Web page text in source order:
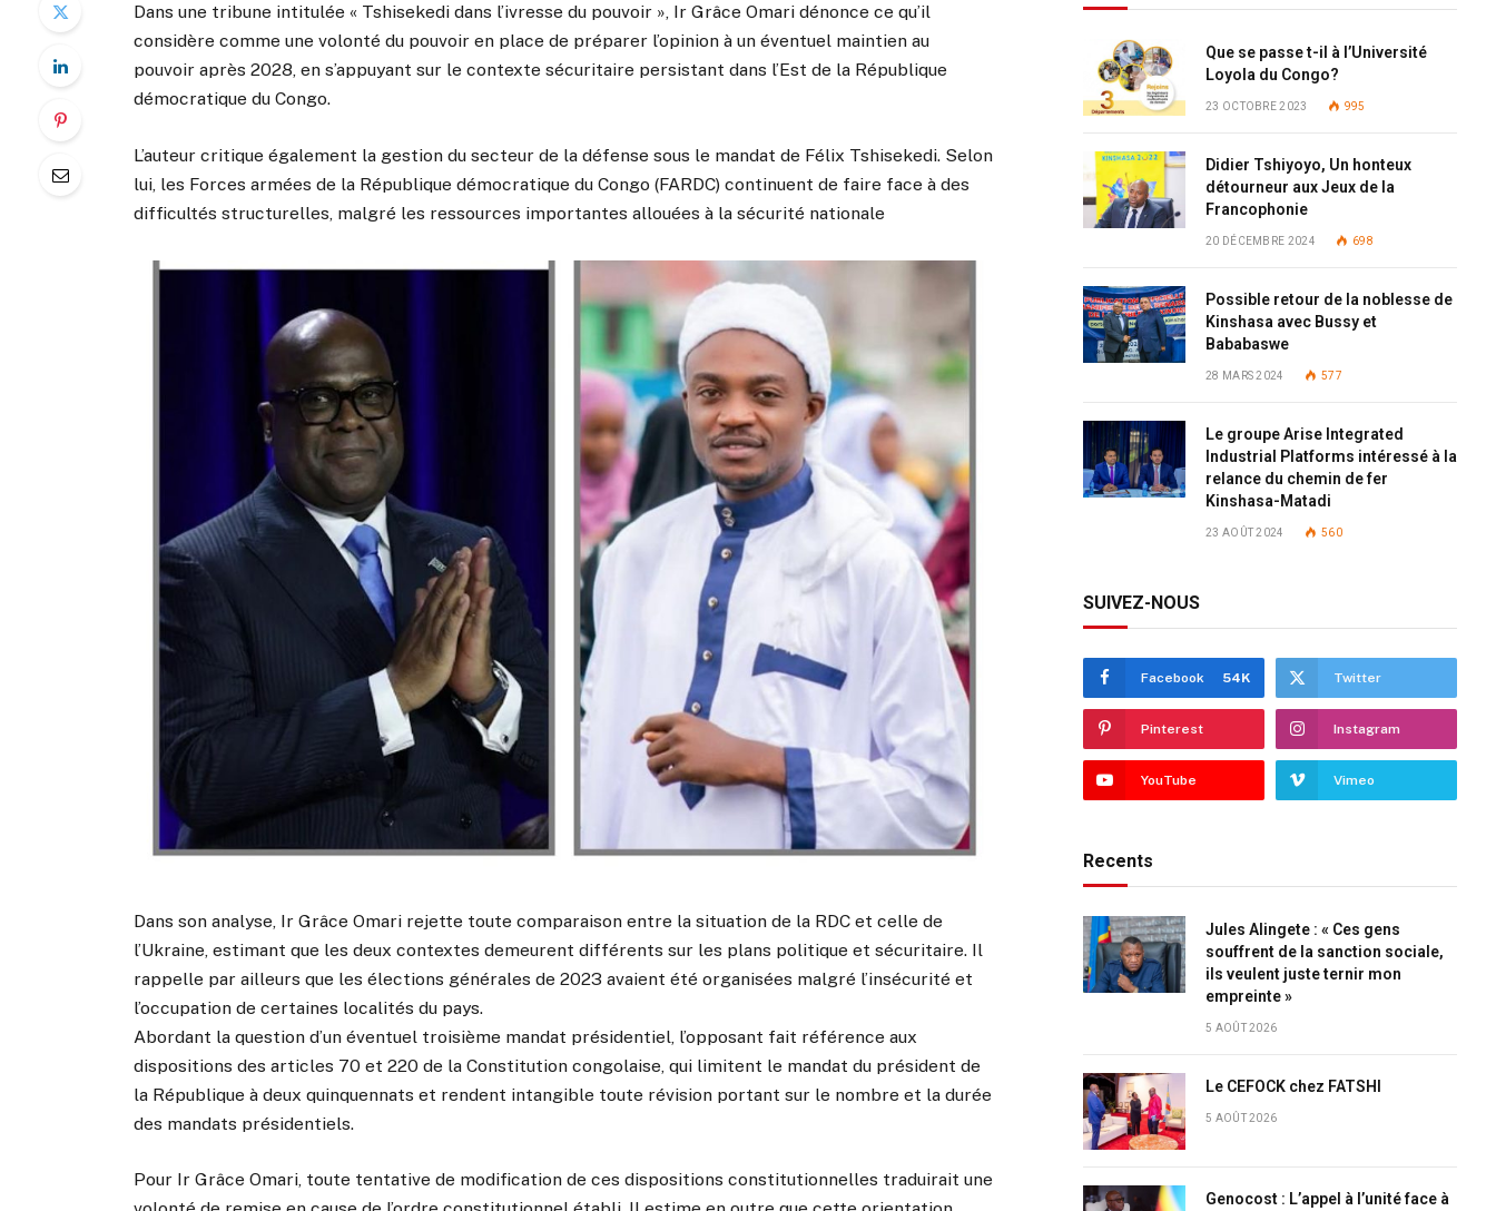
Dans une tribune intitulée « Tshisekedi dans l’ivresse du pouvoir », Ir Grâce Omari dénonce ce qu’il
considère comme une volonté du pouvoir en place de préparer l’opinion à un éventuel maintien au
pouvoir après 2028, en s’appuyant sur le contexte sécuritaire persistant dans l’Est de la République
démocratique du Congo.
L’auteur critique également la gestion du secteur de la défense sous le mandat de Félix Tshisekedi. Selon
lui, les Forces armées de la République démocratique du Congo (FARDC) continuent de faire face à des
difficultés structurelles, malgré les ressources importantes allouées à la sécurité nationale
Dans son analyse, Ir Grâce Omari rejette toute comparaison entre la situation de la RDC et celle de
l’Ukraine, estimant que les deux contextes demeurent différents sur les plans politique et sécuritaire. Il
rappelle par ailleurs que les élections générales de 2023 avaient été organisées malgré l’insécurité et
l’occupation de certaines localités du pays.
Abordant la question d’un éventuel troisième mandat présidentiel, l’opposant fait référence aux
dispositions des articles 70 et 220 de la Constitution congolaise, qui limitent le mandat du président de
la République à deux quinquennats et rendent intangible toute révision portant sur le nombre et la durée
des mandats présidentiels.
Pour Ir Grâce Omari, toute tentative de modification de ces dispositions constitutionnelles traduirait une
Que se passe t-il à l’Université
Loyola du Congo?
23 OCTOBRE 2023 995
Didier Tshiyoyo, Un honteux
détourneur aux Jeux de la
Francophonie
20 DÉCEMBRE 2024 698
Possible retour de la noblesse de
Kinshasa avec Bussy et
Bababaswe
28 MARS 2024 577
Le groupe Arise Integrated
Industrial Platforms intéressé à la
relance du chemin de fer
Kinshasa-Matadi
23 AOÛT 2024 560
SUIVEZ-NOUS
Facebook 54K Twitter
Pinterest Instagram
YouTube Vimeo
Recents
Jules Alingete : « Ces gens
souffrent de la sanction sociale,
ils veulent juste ternir mon
empreinte »
5 AOÛT 2026
Le CEFOCK chez FATSHI
5 AOÛT 2026
Genocost : L’appel à l’unité face à